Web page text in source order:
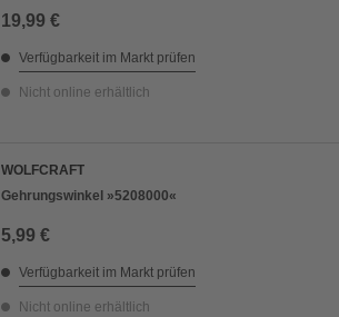
19,99 €
Verfügbarkeit im Markt prüfen
Nicht online erhältlich
WOLFCRAFT
Gehrungswinkel »5208000«
5,99 €
Verfügbarkeit im Markt prüfen
Nicht online erhältlich